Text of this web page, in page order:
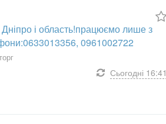
і область!працюємо лише з
0961002722
Сьогодні 16:41